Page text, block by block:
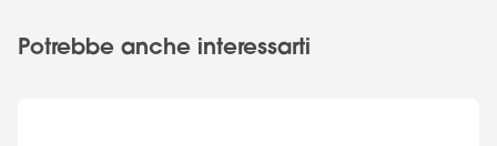
Potrebbe anche interessarti